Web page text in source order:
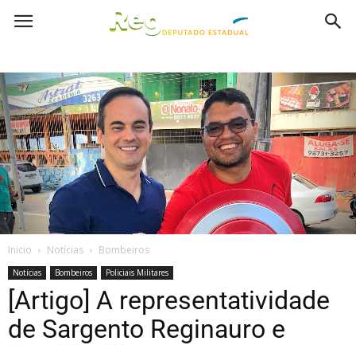
Inicio Notícias Bombeiros
Notícias Bombeiros Policiais Militares
[Artigo] A representatividade
de Sargento Reginauro e